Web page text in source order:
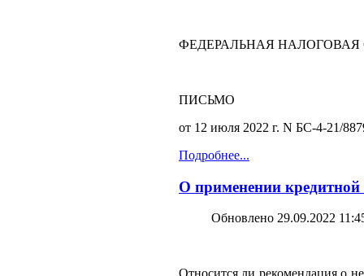
ФЕДЕРАЛЬНАЯ
ПИСЬМО
от 12 июля 2022 г. N БС-4-21/
Подробнее...
О применении кредитной
Обновлено 29.09.2022